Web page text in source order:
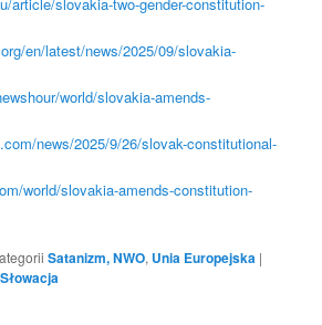
en/latest/news/2025/09/slovakia-
world/slovakia-amends-
news/2025/9/26/slovak-constitutional-
world/slovakia-amends-constitution-
Satanizm, NWO, Unia Europejska |
Słowacja